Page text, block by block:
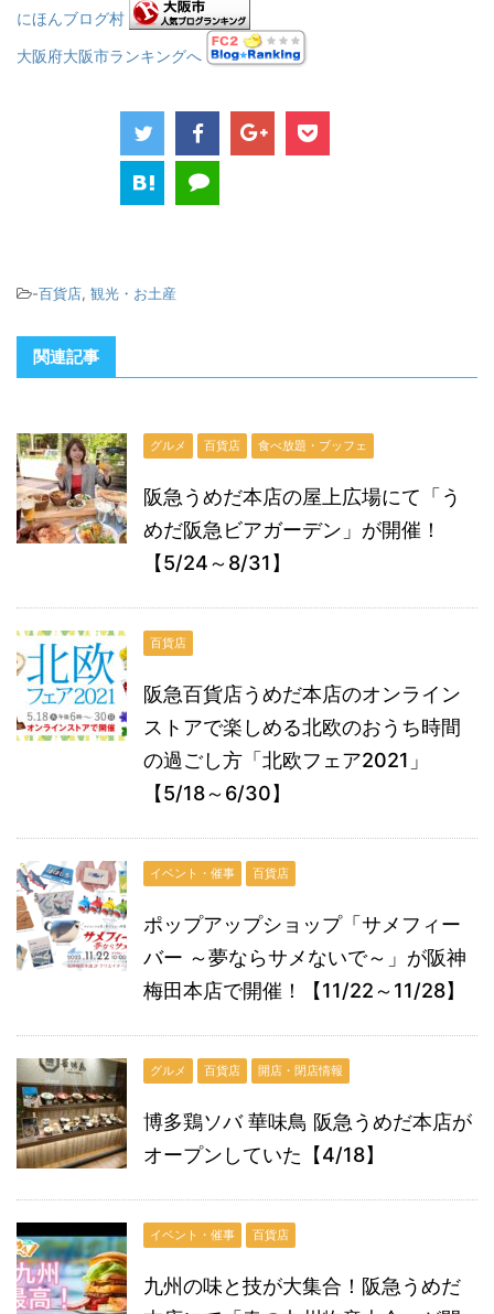
にほんブログ村
大阪府大阪市ランキングへ
-百貨店, 観光・お土産
関連記事
グルメ 百貨店 食べ放題・ブッフェ
阪急うめだ本店の屋上広場にて「う
めだ阪急ビアガーデン」が開催！
【5/24～8/31】
百貨店
阪急百貨店うめだ本店のオンライン
ストアで楽しめる北欧のおうち時間
の過ごし方「北欧フェア2021」
【5/18～6/30】
イベント・催事 百貨店
ポップアップショップ「サメフィー
バー ～夢ならサメないで～」が阪神
梅田本店で開催！【11/22～11/28】
グルメ 百貨店 開店・閉店情報
博多鶏ソバ 華味鳥 阪急うめだ本店が
オープンしていた【4/18】
イベント・催事 百貨店
九州の味と技が大集合！阪急うめだ